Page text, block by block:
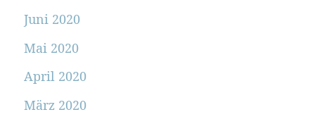
Juni 2020
Mai 2020
April 2020
März 2020